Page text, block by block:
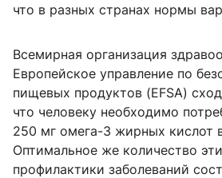
что в разных странах нормы
Всемирная организация
Европейское управление по
пищевых продуктов (EFSA)
что человеку необходимо
250 мг омега-3 жирных кислот
Оптимальное же количество
профилактики заболеваний